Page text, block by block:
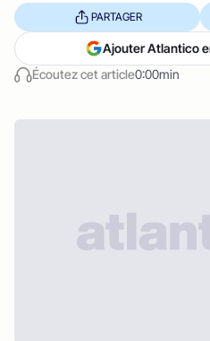
Écoutez cet article0:00min
PARTAGER
Ajouter Atlantico